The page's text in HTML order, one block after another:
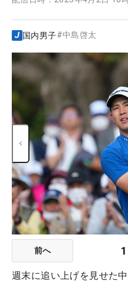
国内男子#中島啓太
前へ 1
週末に追い上げを見せた